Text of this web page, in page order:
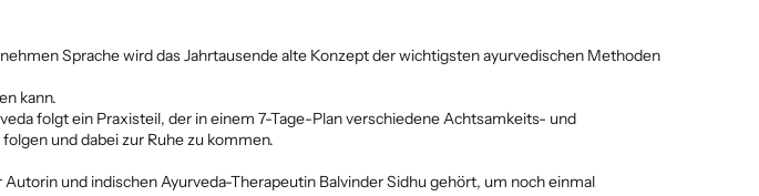
Sprache wird das Jahrtausende alte Konzept der wichtigsten ayurvedischen Methoden
kann.
folgt ein Praxisteil, der in einem 7-Tage-Plan verschiedene Achtsamkeits- und
und dabei zur Ruhe zu kommen.
und indischen Ayurveda-Therapeutin Balvinder Sidhu gehört, um noch einmal